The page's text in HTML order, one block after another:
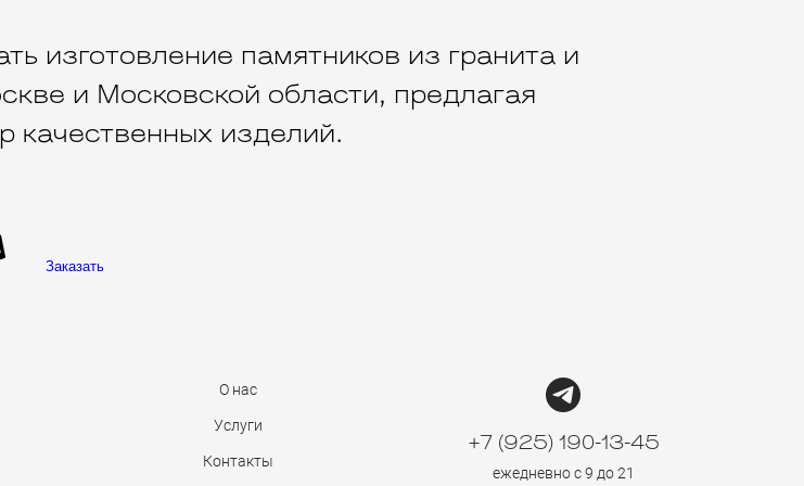
изготовление памятников из гранита и
и Московской области, предлагая
качественных изделий.
Заказать
О нас
Услуги
Контакты
+7 (925) 190-13-45
ежедневно с 9 до 21